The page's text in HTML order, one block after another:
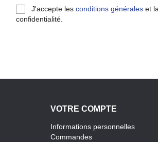
J'accepte lesconditions générales et
confidentialité.
VOTRE COMPTE
Informations personnelles
Commandes